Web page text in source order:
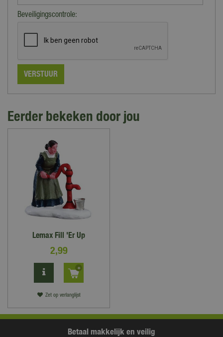
Beveiligingscontrole:
Eerder bekeken door jou
Lemax Fill 'Er Up
2,99
Zet op verlanglijst
Betaal makkelijk en veilig